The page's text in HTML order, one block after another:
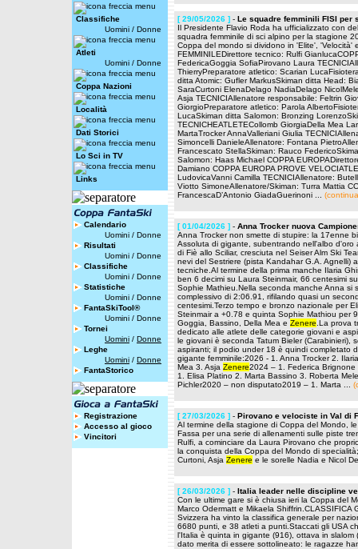
Classifiche
Uomini / Donne
Atleti
Uomini / Donne
Coppa Nazioni
Località
Dati Storici
Lo Sci in TV
Links
Calendario
Uomini / Donne
Risultati
Uomini / Donne
Classifiche
Uomini / Donne
Statistiche
Uomini / Donne
FantaSkiTool®
Uomini / Donne
Tornei
Uomini / Donne
Leghe
Uomini / Donne
FantaStorico
Registrazione
Accesso al gioco
Vincitori
[ 29/05/2026 ] - Le squadre femminili FISI per
Il Presidente Flavio Roda ha ufficializzato con
squadra femminile di sci alpino per la stagione
Coppa del mondo si dividono in 'Elite',
FEMMINILEDirettore tecnico: Rulfi
FedericaGoggia SofiaPirovano Laura
ThierryPreparatore atletico: Scarian
ditta Atomic: Gufler MarkusSkiman ditta Head:
SaraCurtoni ElenaDelago NadiaDelago
Asja TECNICIAllenatore responsabile: Feltrin
GiorgioPreparatore atletico: Parola
LucaSkiman ditta Salomon: Bronzing
TECNICHEATLETECollomb GiorgiaDella Mea
MartaTrocker AnnaValleriani Giulia
Simoncelli DanieleAllenatore: Fontana
Francescato StellaSkiman: Rauco
Salomon: Haas Michael COPPA
Damiano COPPA EUROPA PROVE
LudovicaVanni Camilla TECNICIAllenatore:
Viotto SimoneAllenatore/Skiman: Turra Mattia
FrancescaD’Antonio GiadaGuerinoni ...
[ 01/04/2026 ] - Anna Trocker nuova
Anna Trocker non smette di stupire: la 17enne
Assoluta di gigante, subentrando nell'albo
di Fiè allo Sciliar, cresciuta nel Seiser Alm Ski
nevi del Sestriere (pista Kandahar G.A. Agnelli)
tecniche.Al termine della prima manche Ilaria
ben 6 decimi su Laura Steinmair, 66 centesimi
Sophie Mathieu.Nella seconda manche Anna
complessivo di 2:06.91, rifilando quasi un
centesimi.Terzo tempo e bronzo nazionale per
Steinmair a +0.78 e quinta Sophie Mathiou per
Goggia, Bassino, Della Mea e Zenere .La prova
dedicato alle atlete delle categorie giovani e
le giovani è seconda Tatum Bieler (Carabinieri),
aspiranti; il podio under 18 è quindi completato
gigante femminile:2026 - 1. Anna Trocker 2.
Mea 3. Asja Zenere2024 – 1. Federica
1. Elisa Platino 2. Marta Bassino 3. Roberta
Pichler2020 – non disputato2019 – 1. Marta ...
[ 27/03/2026 ] - Pirovano e velociste in Val di
Al termine della stagione di Coppa del Mondo,
Fassa per una serie di allenamenti sulle piste
Rulfi, a cominciare da Laura Pirovano che
la conquista della Coppa del Mondo di
Curtoni, Asja Zenere e le sorelle Nadia e Nicol
[ 26/03/2026 ] - Italia leader nelle discipline
Con le ultime gare si è chiusa ieri la Coppa del
Marco Odermatt e Mikaela Shiffrin.CLASSIFICA
Svizzera ha vinto la classifica generale per
6680 punti, e 38 atleti a punti.Staccati gli USA
l'Italia è quinta in gigante (916), ottava in
dato merita di essere sottolineato: le ragazze